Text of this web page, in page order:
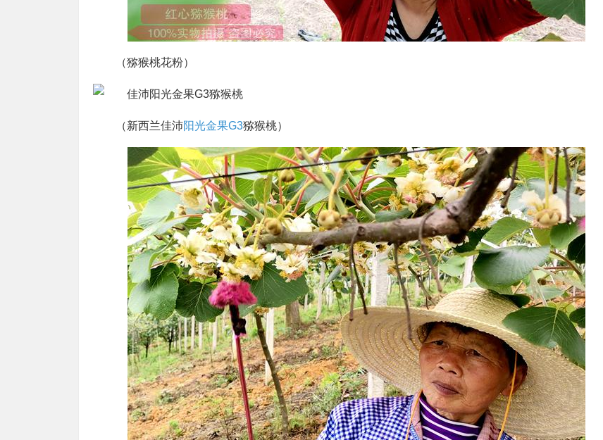
（猕猴桃花粉）
（新西兰佳沛阳光金果G3猕猴桃）